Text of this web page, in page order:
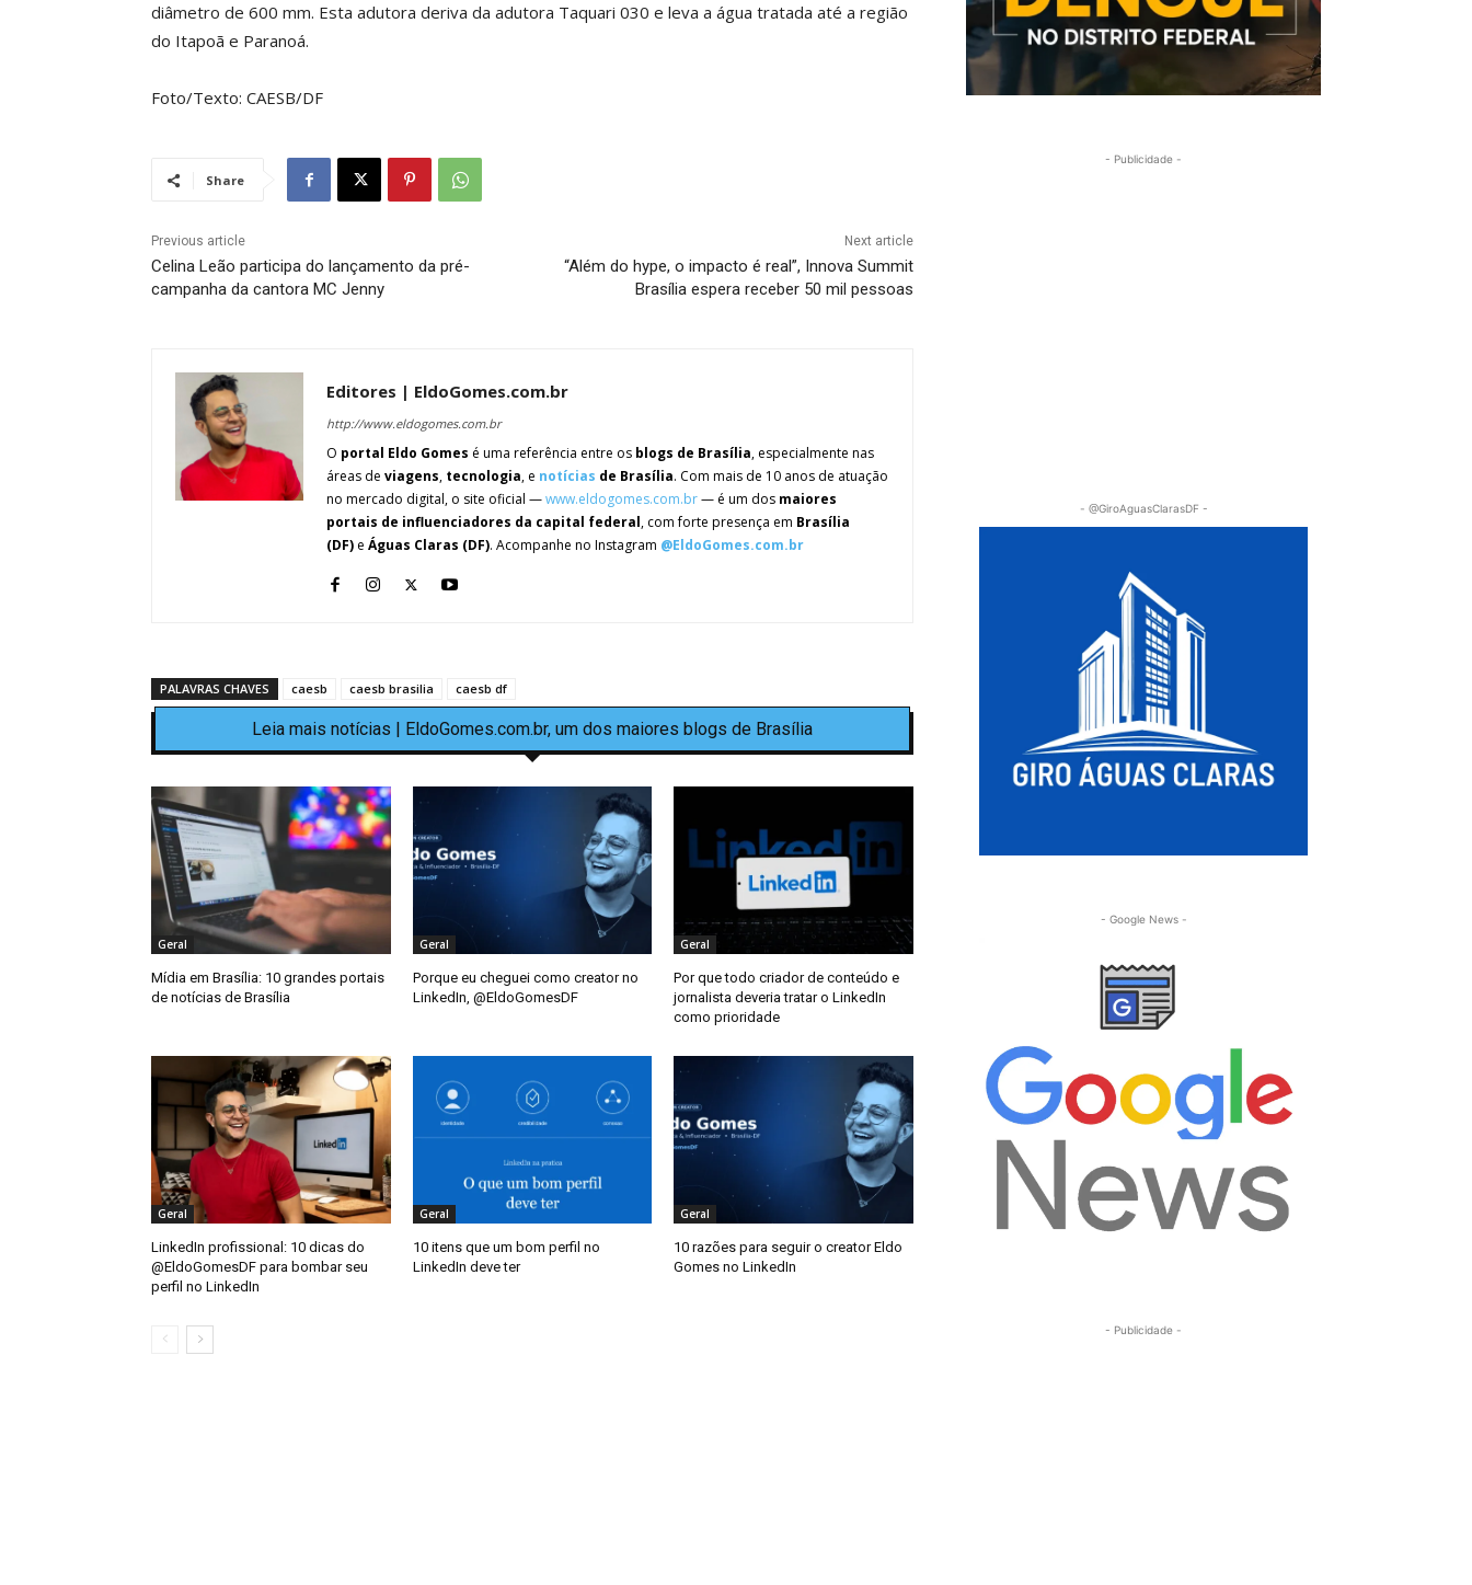
diâmetro de 600 mm. Esta adutora deriva da adutora Taquari 030 e leva a água tratada até a região
do Itapoã e Paranoá.
Foto/Texto: CAESB/DF
Share
Previous article
Celina Leão participa do lançamento da pré-
campanha da cantora MC Jenny
Next article
“Além do hype, o impacto é real”, Innova Summit
Brasília espera receber 50 mil pessoas
Editores | EldoGomes.com.br
http://www.eldogomes.com.br
O portal Eldo Gomes é uma referência entre os blogs de Brasília, especialmente nas
áreas de viagens, tecnologia, e notícias de Brasília. Com mais de 10 anos de atuação
no mercado digital, o site oficial —www.eldogomes.com.br— é um dos maiores
portais de influenciadores da capital federal, com forte presença em Brasília
(DF) e Águas Claras (DF). Acompanhe no Instagram @EldoGomes.com.br
PALAVRAS CHAVES caesb caesb brasilia caesb df
Leia mais notícias | EldoGomes.com.br, um dos maiores blogs de Brasília
Geral
Mídia em Brasília: 10 grandes portais
de notícias de Brasília
Geral
Porque eu cheguei como creator no
LinkedIn, @EldoGomesDF
Geral
Por que todo criador de conteúdo e
jornalista deveria tratar o LinkedIn
como prioridade
Geral
LinkedIn profissional: 10 dicas do
@EldoGomesDF para bombar seu
perfil no LinkedIn
Geral
10 itens que um bom perfil no
LinkedIn deve ter
Geral
10 razões para seguir o creator Eldo
Gomes no LinkedIn
- Publicidade -
- @GiroAguasClarasDF -
- Google News -
- Publicidade -